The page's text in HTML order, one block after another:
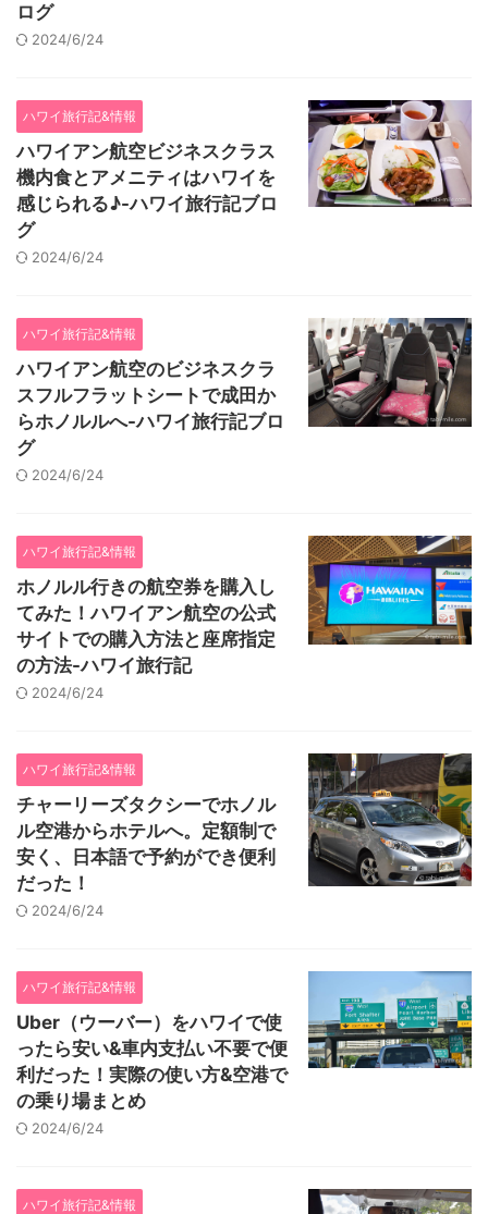
ログ
2024/6/24
ハワイ旅行記&情報
ハワイアン航空ビジネスクラス
機内食とアメニティはハワイを
感じられる♪-ハワイ旅行記ブロ
グ
2024/6/24
ハワイ旅行記&情報
ハワイアン航空のビジネスクラ
スフルフラットシートで成田か
らホノルルへ-ハワイ旅行記ブロ
グ
2024/6/24
ハワイ旅行記&情報
ホノルル行きの航空券を購入し
てみた！ハワイアン航空の公式
サイトでの購入方法と座席指定
の方法-ハワイ旅行記
2024/6/24
ハワイ旅行記&情報
チャーリーズタクシーでホノル
ル空港からホテルへ。定額制で
安く、日本語で予約ができ便利
だった！
2024/6/24
ハワイ旅行記&情報
Uber（ウーバー）をハワイで使
ったら安い&車内支払い不要で便
利だった！実際の使い方&空港で
の乗り場まとめ
2024/6/24
ハワイ旅行記&情報